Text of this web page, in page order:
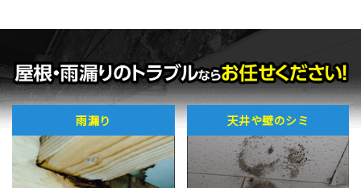
雨漏り 天井や壁のシミ